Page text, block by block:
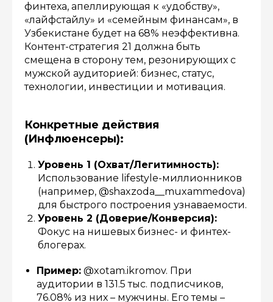
финтеха, апеллирующая к «удобству»,
«лайфстайлу» и «семейным финансам», в
Узбекистане будет на 68% неэффективна.
Контент-стратегия 21 должна быть
смещена в сторону тем, резонирующих с
мужской аудиторией: бизнес, статус,
технологии, инвестиции и мотивация.
Конкретные действия
(Инфлюенсеры):
Уровень 1 (Охват/Легитимность):
Использование lifestyle-миллионников
(например, @shaxzoda__muxammedova)
для быстрого построения узнаваемости.
Уровень 2 (Доверие/Конверсия):
Фокус на нишевых бизнес- и финтех-
блогерах.
Пример: @xotam.ikromov. При
аудитории в 131.5 тыс. подписчиков,
76.08% из них – мужчины. Его темы –